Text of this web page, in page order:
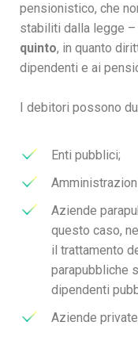
pensionistico, che
stabiliti dalla legge
quinto, in quanto
dipendenti e ai
I debitori possono
Enti pubblici;
Aziende
questo caso,
il trattamento
parapubbliche
dipendenti
Aziende